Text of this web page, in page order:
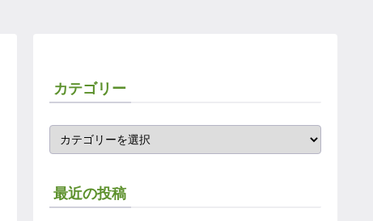
カテゴリー
最近の投稿